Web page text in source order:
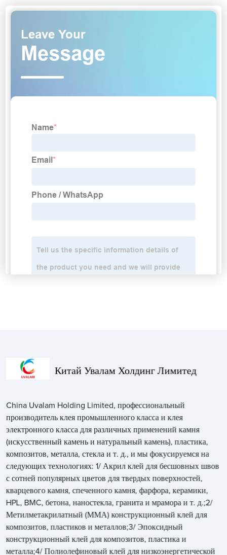
Китай Увалам Холдинг Лимитед
China Uvalam Holding Limited, профессиональный
производитель клея промышленного класса и клея
электронного класса для различных применений камня
(искусственный камень и натуральный камень), пластика,
композитов, металла, стекла и т. д., и мы фокусируемся на
следующих технологиях: 1/ Акрил клей для бесшовных швов
с сотней популярных цветов для твердых поверхностей,
кварцевого камня, спеченного камня, фарфора, керамики,
HPL, BMC, бетона, наностекла, гранита и мрамора и т. д.;2/
Метилметакрилатный (ММА) конструкционный клей для
композитов, пластиков и металлов;3/ Эпоксидный
конструкционный клей для композитов, пластика и
металла;4/ Полиолефиновый клей для низкоэнергетической